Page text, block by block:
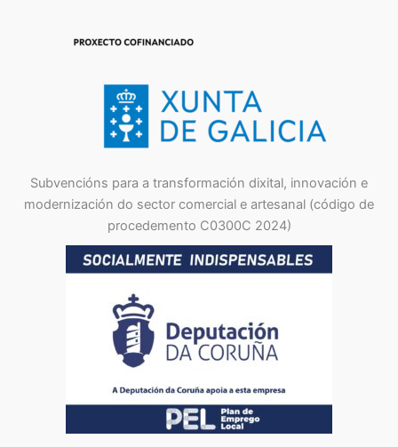
Subvencións para a transformación dixital, innovación e
modernización do sector comercial e artesanal (código de
procedemento C0300C 2024)